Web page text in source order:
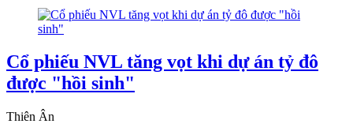
Cổ phiếu NVL tăng vọt khi dự án tỷ đô
được "hồi sinh"
Thiên Ân